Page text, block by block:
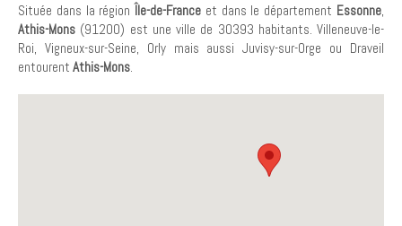
Située dans la régionÎle-de-France et dans le département Essonne
Athis-Mons (91200) est une ville de 30393 habitants. Villeneuve-le-
Roi, Vigneux-sur-Seine, Orly mais aussi Juvisy-sur-Orge ou Draveil
entourent Athis-Mons